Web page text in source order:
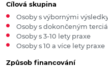
Cílová skupina
Osoby s výbornými
Osoby s dokončeným
Osoby s 3-10 lety praxe
Osoby s 10 a více lety praxe
Způsob financování